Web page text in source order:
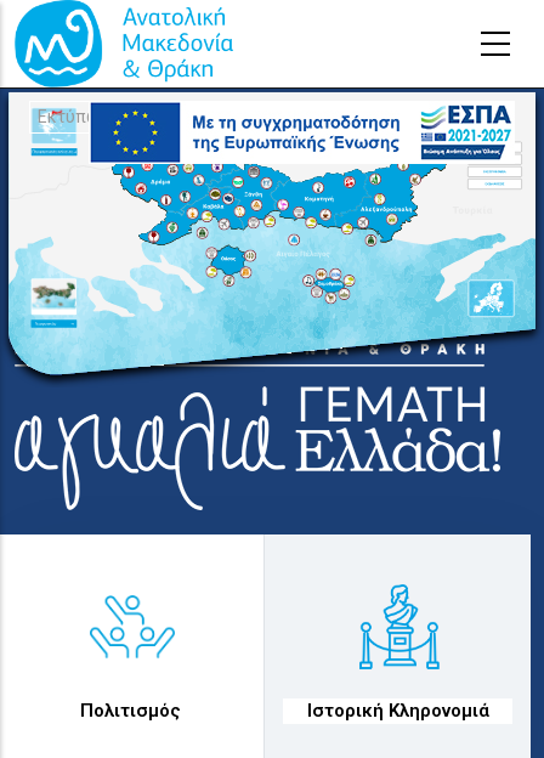
Παράκαμψη προς το κυρίως περιεχόμενο
Εκτύπωση χάρτη
Πολιτισμός Ιστορική Κληρονομιά